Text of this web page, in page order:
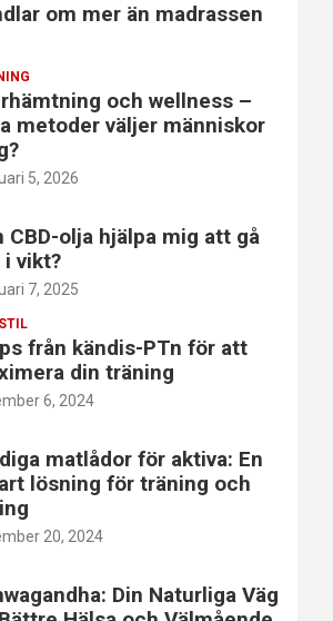
om mer än madrassen
och wellness –
metoder väljer människor
5, 2026
CBD-olja hjälpa mig att gå
i vikt?
7, 2025
från kändis-PTn för att
din träning
6, 2024
matlådor för aktiva: En
lösning för träning och
20, 2024
Din Naturliga Väg